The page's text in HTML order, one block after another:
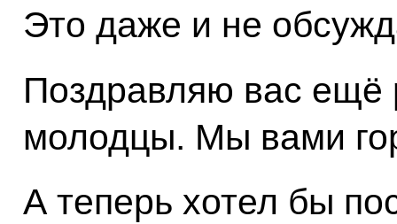
Это даже и не
Поздравляю вас
молодцы. Мы вами
А теперь хотел бы